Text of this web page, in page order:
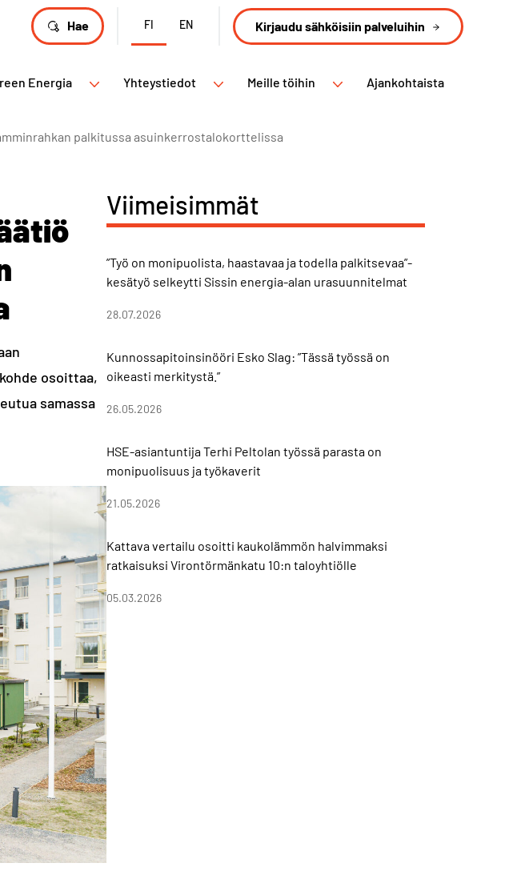
Hae FI EN Kirjaudu sähköisiin palveluihin
Energia Yhteystiedot Meille töihin Ajankohtaista
palkitussa asuinkerrostalokorttelissa
osoittaa,
samassa
Viimeisimmät
”Työ on monipuolista, haastavaa ja todella palkitsevaa”-
kesätyö selkeytti Sissin energia-alan urasuunnitelmat
28.07.2026
Kunnossapitoinsinööri Esko Slag: ”Tässä työssä on
oikeasti merkitystä.”
26.05.2026
HSE-asiantuntija Terhi Peltolan työssä parasta on
monipuolisuus ja työkaverit
21.05.2026
Kattava vertailu osoitti kaukolämmön halvimmaksi
ratkaisuksi Virontörmänkatu 10:n taloyhtiölle
05.03.2026